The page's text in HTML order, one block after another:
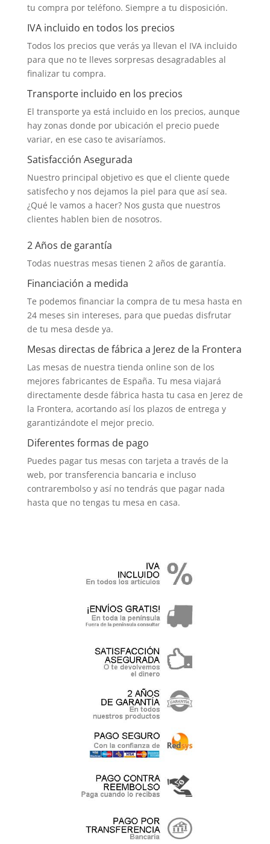
tu compra por teléfono. Siempre a tu disposición.
IVA incluido en todos los precios
Todos los precios que verás ya llevan el IVA incluido
para que no te lleves sorpresas desagradables al
finalizar tu compra.
Transporte incluido en los precios
El transporte ya está incluido en los precios, aunque
hay zonas donde por ubicación el precio puede
variar, en ese caso te avisaríamos.
Satisfacción Asegurada
Nuestro principal objetivo es que el cliente quede
satisfecho y nos dejamos la piel para que así sea.
¿Qué le vamos a hacer? Nos gusta que nuestros
clientes hablen bien de nosotros.
2 Años de garantía
Todas nuestras mesas tienen 2 años de garantía.
Financiación a medida
Te podemos financiar la compra de tu mesa hasta en
24 meses sin intereses, para que puedas disfrutar
de tu mesa desde ya.
Mesas directas de fábrica a Jerez de la Frontera
Las mesas de nuestra tienda online son de los
mejores fabricantes de España. Tu mesa viajará
directamente desde fábrica hasta tu casa en Jerez de
la Frontera, acortando así los plazos de entrega y
garantizándote el mejor precio.
Diferentes formas de pago
Puedes pagar tus mesas con tarjeta a través de la
web, por transferencia bancaria e incluso
contrarembolso y así no tendrás que pagar nada
hasta que no tengas tu mesa en casa.